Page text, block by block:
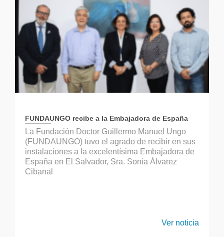
FUNDAUNGO recibe a la Embajadora de España
La Fundación Doctor Guillermo Manuel Ungo
(FUNDAUNGO) tuvo el agrado de recibir en sus
instalaciones a la excelentísima Embajadora de
España en El Salvador, Sra. Sonia Álvarez
Cibanal
Ver noticia